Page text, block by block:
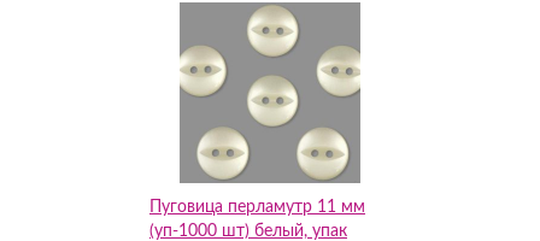
Пуговица перламутр 11 мм
(уп-1000 шт) белый, упак